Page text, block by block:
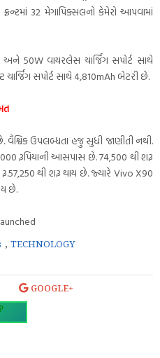
32 મેગાપિક્સલનો કેમેરો આપવામાં
અને 50W વાયરલેસ ચાર્જિંગ સપોર્ટ સાથે
સપોર્ટ સાથે 4,810mAh બેટરી છે.
વૈશ્વિક ઉપલબ્ધતા હજુ સુધી જાણીતી નથી.
રૂપિયાની આસપાસ છે. 74,500 થી શરૂ
થી શરૂ થાય છે. જ્યારે Vivo X90
છે.
, TECHNOLOGY
GOOGLE+